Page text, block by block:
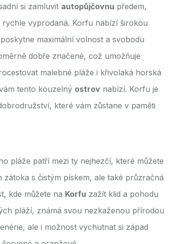
si zamluvit autopůjčovnu předem,
vyprodaná. Korfu nabízí širokou
maximální volnost a svobodu
dobře značené, což umožňuje
malebné pláže i křivolaká horská
tento kouzelný ostrov nabízí. Korfu je
které vám zůstane v paměti
pláže patří mezi ty nejhezčí, které můžete
s čistým pískem, ale také průzračná
kde můžete na Korfu zažít klid a pohodu
pláží, známá svou nezkaženou přírodou
ale i možnost vychutnat si západ